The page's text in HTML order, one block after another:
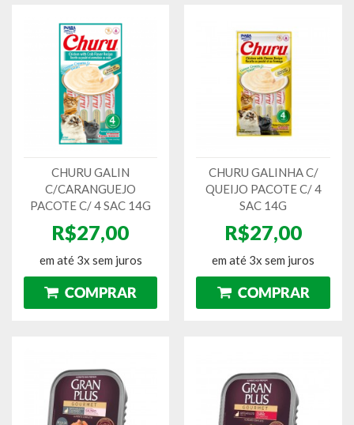
CHURU GALIN
C/CARANGUEJO
PACOTE C/ 4 SAC 14G
R$27,00
em até 3x sem juros
CHURU GALINHA C/
QUEIJO PACOTE C/ 4
SAC 14G
R$27,00
em até 3x sem juros